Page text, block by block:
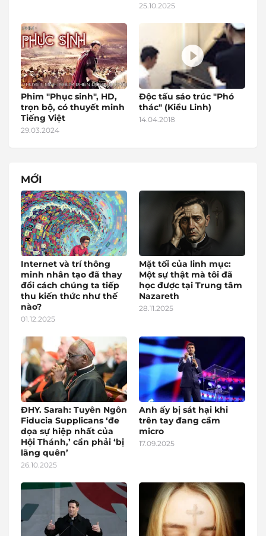
25.10.2025
Phim "Phục sinh", HD,
trọn bộ, có thuyết minh
Tiếng Việt
29.03.2024
Độc tấu sáo trúc "Phó
thác" (Kiều Linh)
14.04.2018
MỚI
Internet và trí thông
minh nhân tạo đã thay
đổi cách chúng ta tiếp
thu kiến thức như thế
nào?
01.12.2025
Mặt tối của linh mục:
Một sự thật mà tôi đã
học được tại Trung tâm
Nazareth
28.11.2025
ĐHY. Sarah: Tuyên Ngôn
Fiducia Supplicans ‘đe
dọa sự hiệp nhất của
Hội Thánh,’ cần phải ‘bị
lãng quên’
26.10.2025
Anh ấy bị sát hại khi
trên tay đang cầm
micro
17.09.2025